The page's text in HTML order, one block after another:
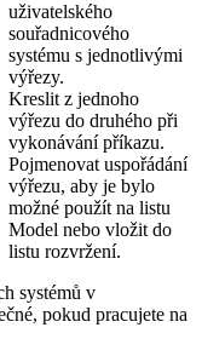
uživatelského
souřadnicového
systému s jednotlivými
výřezy.
Kreslit z jednoho
výřezu do druhého při
vykonávání příkazu.
Pojmenovat uspořádání
výřezu, aby je bylo
možné použít na listu
Model nebo vložit do
listu rozvržení.
systémů v
pokud pracujete na